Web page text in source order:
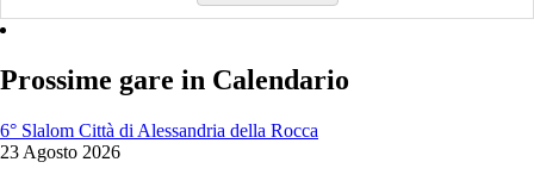
Prossime gare in Calendario
6° Slalom Città di Alessandria della Rocca
23 Agosto 2026